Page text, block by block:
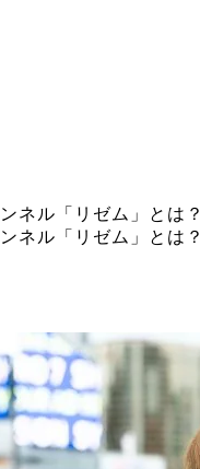
ネル「リゼム」とは？
ネル「リゼム」とは？